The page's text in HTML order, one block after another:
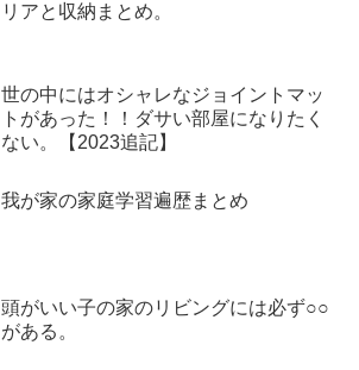
リアと収納まとめ。
世の中にはオシャレなジョイントマッ
トがあった！！ダサい部屋になりたく
ない。【2023追記】
我が家の家庭学習遍歴まとめ
頭がいい子の家のリビングには必ず○○
がある。